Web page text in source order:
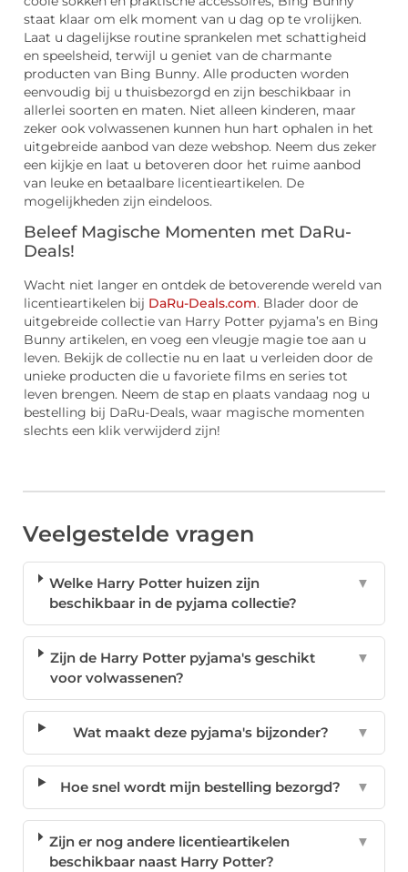
staat klaar om elk moment van u dag op te vrolijken.
Laat u dagelijkse routine sprankelen met schattigheid
en speelsheid, terwijl u geniet van de charmante
producten van Bing Bunny. Alle producten worden
eenvoudig bij u thuisbezorgd en zijn beschikbaar in
allerlei soorten en maten. Niet alleen kinderen, maar
zeker ook volwassenen kunnen hun hart ophalen in het
uitgebreide aanbod van deze webshop. Neem dus zeker
een kijkje en laat u betoveren door het ruime aanbod
van leuke en betaalbare licentieartikelen. De
mogelijkheden zijn eindeloos.
Beleef Magische Momenten met DaRu-
Deals!
Wacht niet langer en ontdek de betoverende wereld van
licentieartikelen bij DaRu-Deals.com. Blader door de
uitgebreide collectie van Harry Potter pyjama’s en Bing
Bunny artikelen, en voeg een vleugje magie toe aan u
leven. Bekijk de collectie nu en laat u verleiden door de
unieke producten die u favoriete films en series tot
leven brengen. Neem de stap en plaats vandaag nog u
bestelling bij DaRu-Deals, waar magische momenten
slechts een klik verwijderd zijn!
Veelgestelde vragen
Welke Harry Potter huizen zijn
beschikbaar in de pyjama collectie?
▼
Zijn de Harry Potter pyjama's geschikt
voor volwassenen?
▼
Wat maakt deze pyjama's bijzonder? ▼
Hoe snel wordt mijn bestelling bezorgd? ▼
Zijn er nog andere licentieartikelen
beschikbaar naast Harry Potter?
▼